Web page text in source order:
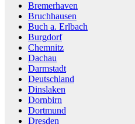
Bremerhaven
Bruchhausen
Buch a. Erlbach
Burgdorf
Chemnitz
Dachau
Darmstadt
Deutschland
Dinslaken
Dornbirn
Dortmund
Dresden